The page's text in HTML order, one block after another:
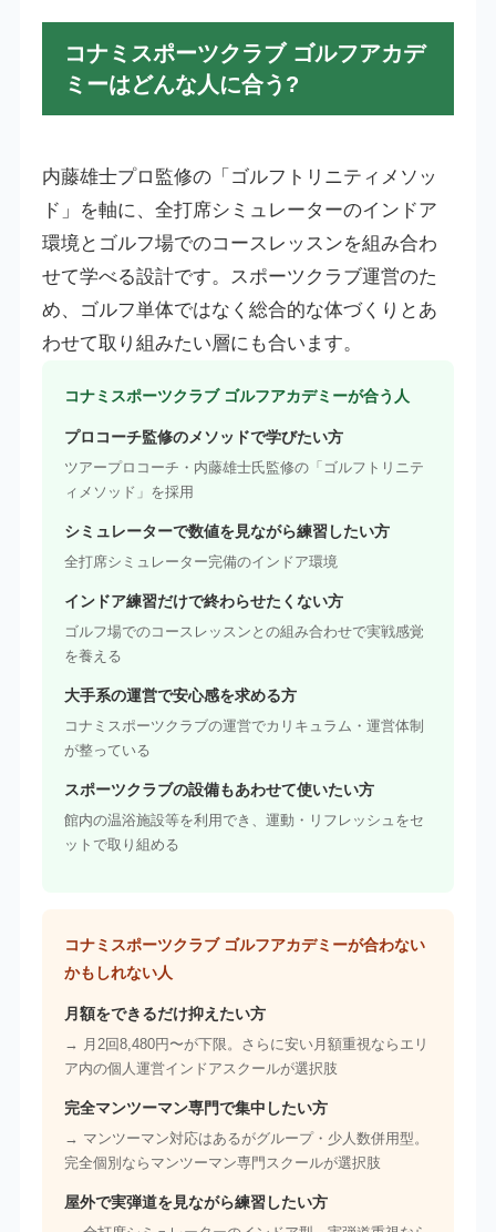
コナミスポーツクラブ ゴルフアカデ
ミーはどんな人に合う?
内藤雄士プロ監修の「ゴルフトリニティメソッ
ド」を軸に、全打席シミュレーターのインドア
環境とゴルフ場でのコースレッスンを組み合わ
せて学べる設計です。スポーツクラブ運営のた
め、ゴルフ単体ではなく総合的な体づくりとあ
わせて取り組みたい層にも合います。
コナミスポーツクラブ ゴルフアカデミーが合う人
プロコーチ監修のメソッドで学びたい方
ツアープロコーチ・内藤雄士氏監修の「ゴルフトリニテ
ィメソッド」を採用
シミュレーターで数値を見ながら練習したい方
全打席シミュレーター完備のインドア環境
インドア練習だけで終わらせたくない方
ゴルフ場でのコースレッスンとの組み合わせで実戦感覚
を養える
大手系の運営で安心感を求める方
コナミスポーツクラブの運営でカリキュラム・運営体制
が整っている
スポーツクラブの設備もあわせて使いたい方
館内の温浴施設等を利用でき、運動・リフレッシュをセ
ットで取り組める
コナミスポーツクラブ ゴルフアカデミーが合わない
かもしれない人
月額をできるだけ抑えたい方
→ 月2回8,480円〜が下限。さらに安い月額重視ならエリ
ア内の個人運営インドアスクールが選択肢
完全マンツーマン専門で集中したい方
→ マンツーマン対応はあるがグループ・少人数併用型。
完全個別ならマンツーマン専門スクールが選択肢
屋外で実弾道を見ながら練習したい方